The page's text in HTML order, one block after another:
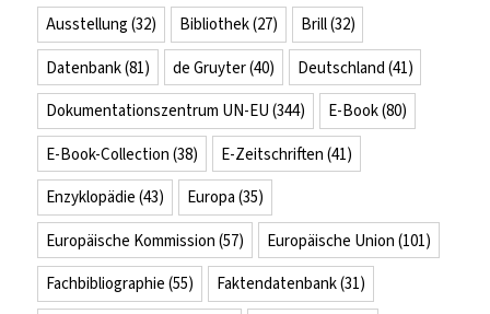
Ausstellung (32) Bibliothek(27) Brill(32)
Datenbank(81) de Gruyter(40) Deutschland (41)
Dokumentationszentrum UN-EU (344) E-Book(80)
E-Book-Collection (38) E-Zeitschriften (41)
Enzyklopädie (43) Europa (35)
Europäische Kommission (57) Europäische Union (101)
Fachbibliographie (55) Faktendatenbank(31)